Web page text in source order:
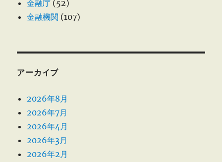
金融庁 (52)
金融機関 (107)
アーカイブ
2026年8月
2026年7月
2026年4月
2026年3月
2026年2月